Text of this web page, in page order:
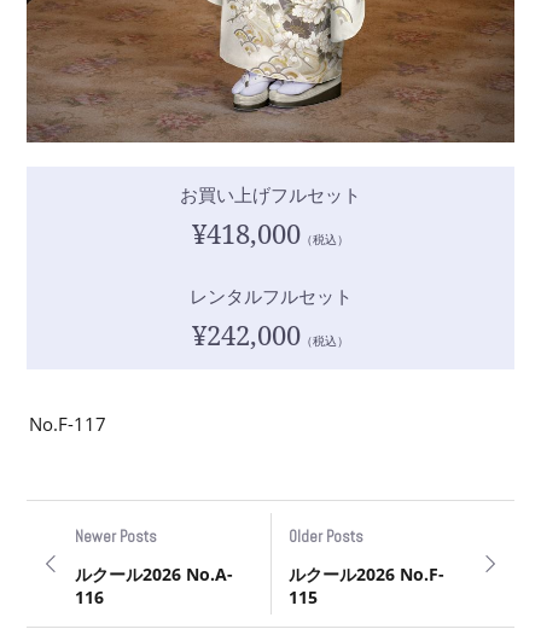
お買い上げフルセット
¥418,000 （税込）
レンタルフルセット
¥242,000 （税込）
No.F-117
Newer Posts
ルクール2026 No.A-
116
Older Posts
ルクール2026 No.F-
115